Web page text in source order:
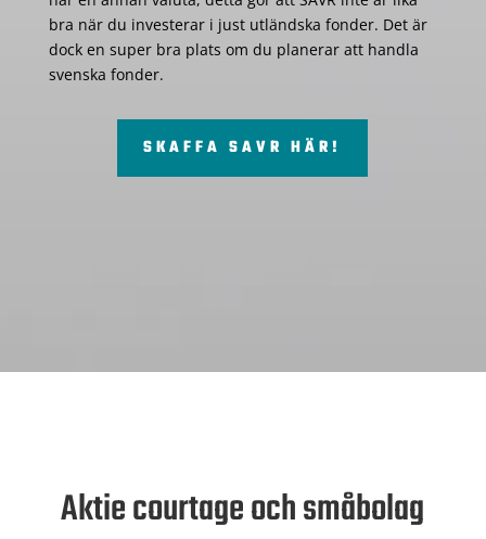
bra när du investerar i just utländska fonder. Det är
dock en super bra plats om du planerar att handla
svenska fonder.
SKAFFA SAVR HÄR!
Aktie courtage och småbolag